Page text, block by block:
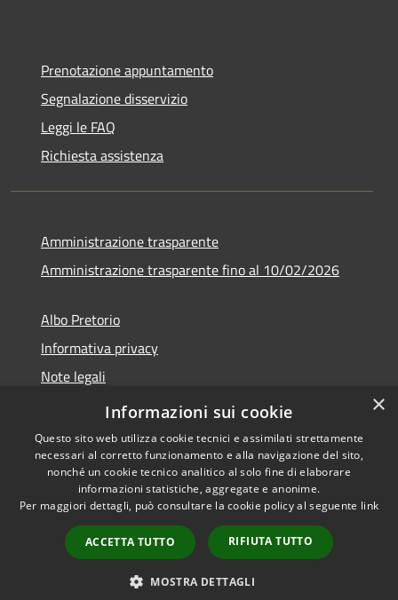
Prenotazione appuntamento
Segnalazione disservizio
Leggi le FAQ
Richiesta assistenza
Amministrazione trasparente
Amministrazione trasparente fino al 10/02/2026
Albo Pretorio
Informativa privacy
Note legali
Dichiarazione di accessibilità
Accessibilità
Copyright © 2026 • Comune di
Sgurgola • Powered by
Municipium•
Accesso
redazione
×
Informazioni sui cookie
Questo sito web utilizza cookie tecnici e assimilati strettamente
necessari al corretto funzionamento e alla navigazione del sito,
nonché un cookie tecnico analitico al solo fine di elaborare
informazioni statistiche, aggregate e anonime.
Per maggiori dettagli, può consultare la cookie policy al seguente link
ACCETTA TUTTO RIFIUTA TUTTO
MOSTRA DETTAGLI